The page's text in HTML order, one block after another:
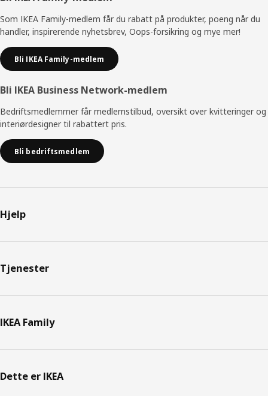
Som IKEA Family-medlem får du rabatt på produkter, poeng når du
handler, inspirerende nyhetsbrev, Oops-forsikring og mye mer!
Bli IKEA Family-medlem
Bli IKEA Business Network-medlem
Bedriftsmedlemmer får medlemstilbud, oversikt over kvitteringer og
interiørdesigner til rabattert pris.
Bli bedriftsmedlem
Hjelp
Tjenester
IKEA Family
Dette er IKEA